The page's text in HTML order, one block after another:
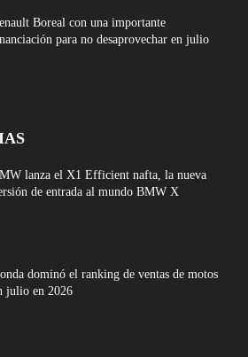
Boreal con una importante
para no desaprovechar en julio
lanza el X1 Efficient nafta, la nueva
de entrada al mundo BMW X
dominó el ranking de ventas de motos
julio en 2026